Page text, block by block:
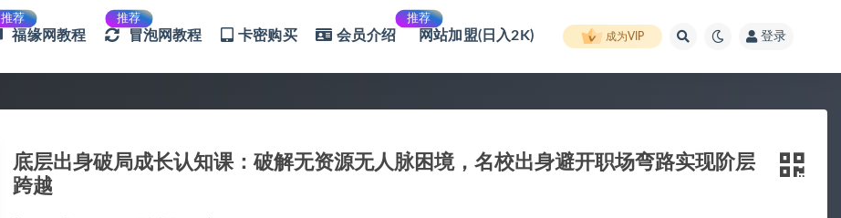
推荐
福缘网教程
推荐
冒泡网教程 卡密购买 会员介绍
推荐
网站加盟(日入2K) 成为VIP 登录
底层出身破局成长认知课：破解无资源无人脉困境，名校出身避开职场弯路实现阶层
跨越